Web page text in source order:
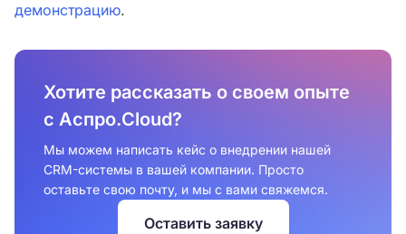
демонстрацию.
Хотите рассказать о своем опыте
с Аспро.Cloud?
Мы можем написать кейс о внедрении нашей
CRM-системы в вашей компании. Просто
оставьте свою почту, и мы с вами свяжемся.
Оставить заявку